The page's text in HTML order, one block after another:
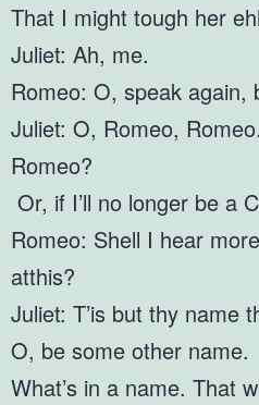
That I might tough her
Juliet: Ah, me.
Romeo: O, speak again,
Juliet: O, Romeo,
Romeo?
Or, if I’ll no longer be a
Romeo: Shell I hear
atthis?
Juliet: T’is but thy
O, be some other name.
What’s in a name. That